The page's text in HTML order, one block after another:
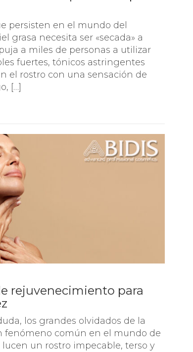
persisten en el mundo del
grasa necesita ser «secada» a
a miles de personas a utilizar
fuertes, tónicos astringentes
el rostro con una sensación de
[…]
rejuvenecimiento para
los grandes olvidados de la
fenómeno común en el mundo de
lucen un rostro impecable, terso y